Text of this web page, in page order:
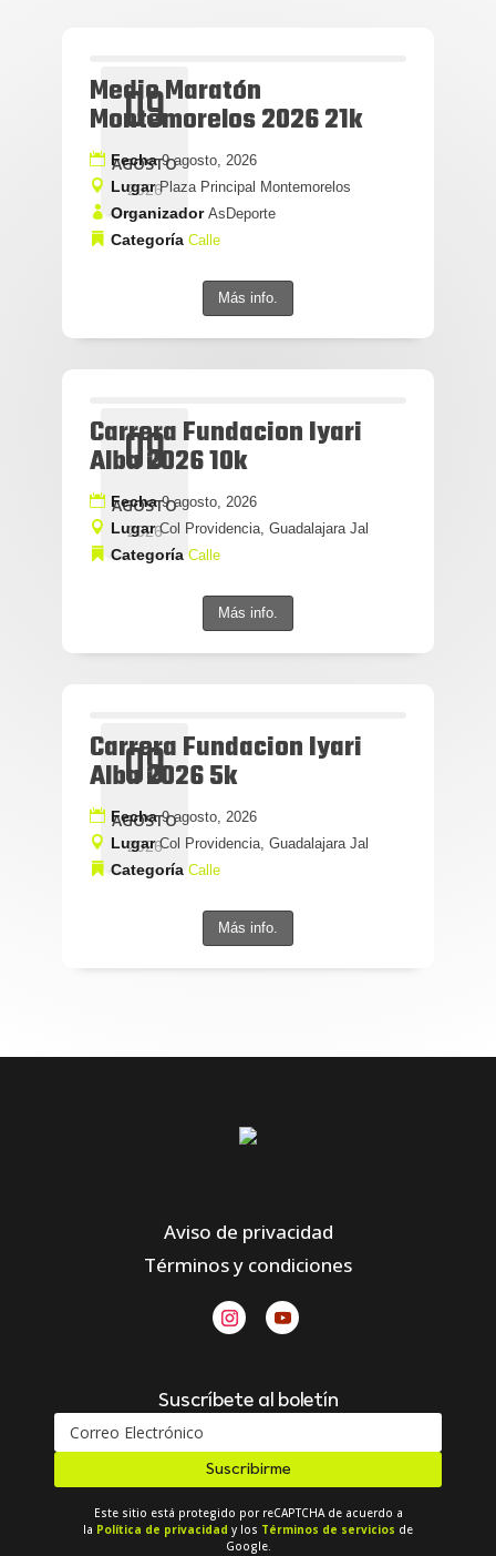
09
AGOSTO
2026
Medio Maratón
Montemorelos 2026 21k
Fecha9 agosto, 2026
LugarPlaza Principal Montemorelos
Organizador AsDeporte
Categoría Calle
Más info.
09
AGOSTO
2026
Carrera Fundacion Iyari
Alba 2026 10k
Fecha9 agosto, 2026
LugarCol Providencia, Guadalajara Jal
Categoría Calle
Más info.
09
AGOSTO
2026
Carrera Fundacion Iyari
Alba 2026 5k
Fecha9 agosto, 2026
LugarCol Providencia, Guadalajara Jal
Categoría Calle
Más info.
Aviso de privacidad
Términos y condiciones
Suscríbete al boletín
Suscribirme
Este sitio está protegido por reCAPTCHA de acuerdo a
la Política de privacidad y los Términos de servicios de
Google.